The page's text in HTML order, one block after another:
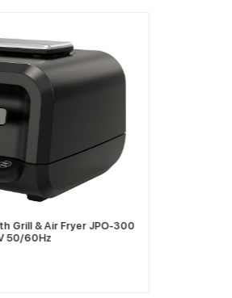
Grill & Air Fryer JPO-300
50/60Hz